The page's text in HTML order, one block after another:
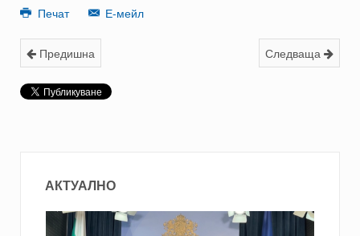
Печат Е-мейл
Предишна Следваща
АКТУАЛНО